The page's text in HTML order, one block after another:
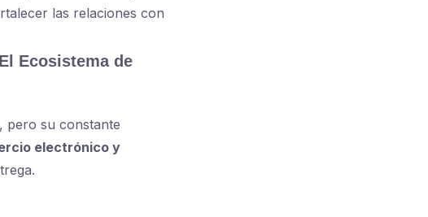
las relaciones con
Ecosistema de
pero su constante
electrónico y